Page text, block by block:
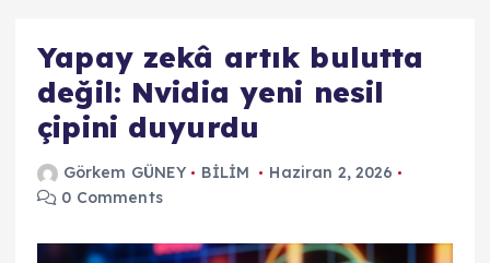
Yapay zekâ artık bulutta
değil: Nvidia yeni nesil
çipini duyurdu
Görkem GÜNEY BİLİM
Haziran 2, 2026
0 Comments